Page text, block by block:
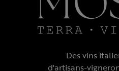
Des vins
d'artisans-